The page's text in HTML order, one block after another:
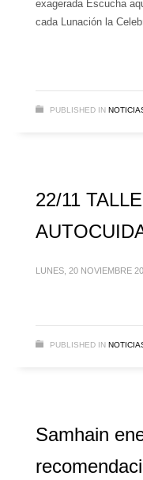
exagerada Escucha
cada Lunación la
PUBLISHED IN
22/11
LUNES, 20 NOVIEMBRE
PUBLISHED IN
Samhain